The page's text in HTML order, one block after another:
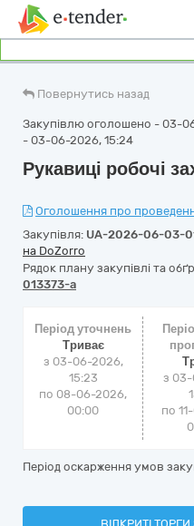
Повернутись назад
Закупівлю оголошено - 03-
- 03-06-2026, 15:24
Рукавиці робочі
Оголошення про
Закупівля: UA-2026-06-03-
на DoZorro
Рядок плану закупівлі та
013373-a
Період уточнень
Триває
з 03-06-2026,
15:23
по 08-06-2026,
00:00
з
по
Період оскарження умов